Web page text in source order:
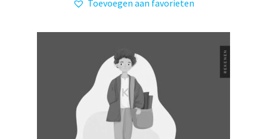
Toevoegen aan favorieten